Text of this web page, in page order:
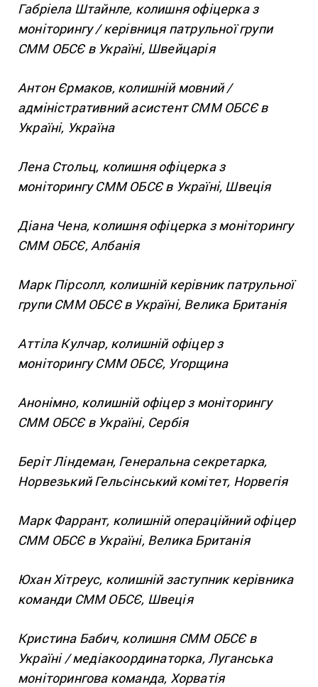
Габріела Штайнле, колишня офіцерка з
моніторингу / керівниця патрульної групи
СММ ОБСЄ в Україні, Швейцарія
Антон Єрмаков, колишній мовний /
адміністративний асистент СММ ОБСЄ в
Україні, Україна
Лена Стольц, колишня офіцерка з
моніторингу СММ ОБСЄ в Україні, Швеція
Діана Чена, колишня офіцерка з моніторингу
СММ ОБСЄ, Албанія
Марк Пірсолл, колишній керівник патрульної
групи СММ ОБСЄ в Україні, Велика Британія
Аттіла Кулчар, колишній офіцер з
моніторингу СММ ОБСЄ, Угорщина
Анонімно, колишній офіцер з моніторингу
СММ ОБСЄ в Україні, Сербія
Беріт Ліндеман, Генеральна секретарка,
Норвезький Гельсінський комітет, Норвегія
Марк Фаррант, колишній операційний офіцер
СММ ОБСЄ в Україні, Велика Британія
Юхан Хітреус, колишній заступник керівника
команди СММ ОБСЄ, Швеція
Кристина Бабич, колишня СММ ОБСЄ в
Україні / медіакоординаторка, Луганська
моніторингова команда, Хорватія